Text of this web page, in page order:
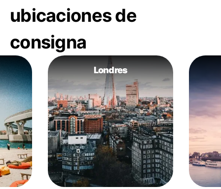
ubicaciones de
consigna
Londres